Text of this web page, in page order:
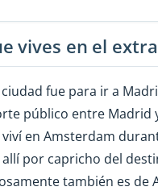
vives en el
fue para ir a
público entre Madrid
en Amsterdam
por capricho del
también es de